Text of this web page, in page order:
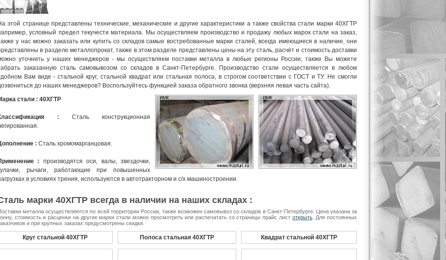
этой странице представлены технические, механические и другие характеристики а также свойства стали марки 40ХГТР
условный предел текучести материала. Мы осуществляем производство и продажу любых марок стали на заказ,
у нас можно заказать или купить со складов самые востребованные марки сталей, всегда имеющиеся в наличие, они
в разделе металлопрокат, также в этом разделе представлены цены на эту сталь, расчёт и стоимость доставки
уточнить у наших менеджеров - мы осуществляем поставки металла в любые регионы России, также Вы можете
заказанную сталь самовывозом со складов в Санкт-Петербурге. Производство стали осуществляется в любом
Вам виде -стальной круг, стальной квадратилистальная полоса, в строгом соответствии с ГОСТ и ТУ. Не смогли
до наших менеджеров? Воспользуйтесь функцией заказа обратного звонка (верхняя левая часть сайта).
стали : 40ХГТР
: Сталь конструкционная
: Сталь хромомарганцовая.
: производятся оси, валы, звездочки,
рычаги, работающие при повышенных
в условиях трения, используются в автотракторном и с/х машиностроении.
марки 40ХГТР всегда в наличии на наших складах :
металла осуществляются по всей территории России, также возможен самовывоз со складов в Санкт-Петербурге. Цена указана за
стоимость и расценки на другие марки стали можно просмотреть или распечатать со страницы прайс лист открыть. Для постоянных
и при крупных заказах предусмотрены скидки.
Круг стальной 40ХГТР Полоса стальная 40ХГТР Квадрат стальной 40ХГТР